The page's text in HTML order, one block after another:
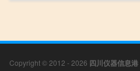
Copyright © 2012 - 2026 四川仪器信息港